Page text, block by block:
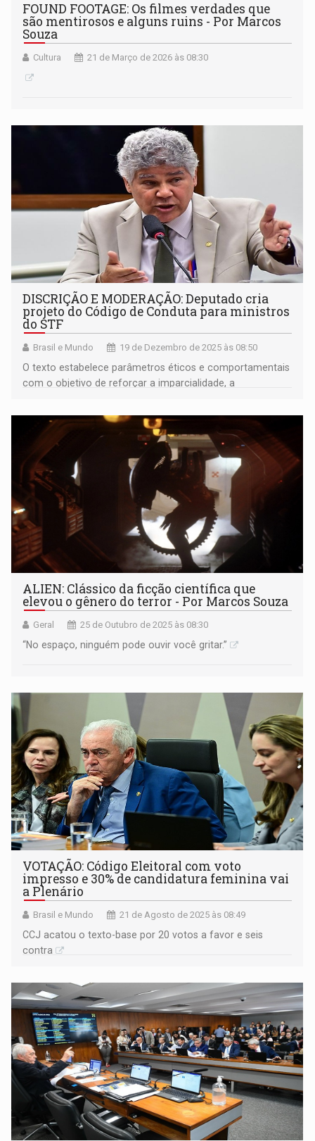
FOUND FOOTAGE: Os filmes verdades que
são mentirosos e alguns ruins - Por Marcos
Souza
Cultura 21 de Março de 2026 às 08:30
DISCRIÇÃO E MODERAÇÃO: Deputado cria
projeto do Código de Conduta para ministros
do STF
Brasil e Mundo 19 de Dezembro de 2025 às 08:50
O texto estabelece parâmetros éticos e comportamentais
com o objetivo de reforçar a imparcialidade, a
ALIEN: Clássico da ficção científica que
elevou o gênero do terror - Por Marcos Souza
Geral 25 de Outubro de 2025 às 08:30
“No espaço, ninguém pode ouvir você gritar.”
VOTAÇÃO: Código Eleitoral com voto
impresso e 30% de candidatura feminina vai
a Plenário
Brasil e Mundo 21 de Agosto de 2025 às 08:49
CCJ acatou o texto-base por 20 votos a favor e seis
contra